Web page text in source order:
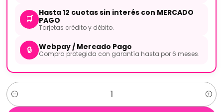
🛒
Hasta 12 cuotas sin interés con MERCADO
PAGO
Tarjetas crédito y débito.
🔒 Webpay / Mercado Pago
Compra protegida con garantía hasta por 6 meses.
Cantidad